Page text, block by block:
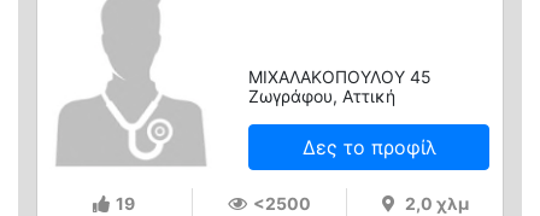
ΜΙΧΑΛΑΚΟΠΟΥΛΟΥ 45
Ζωγράφου, Αττική
Δες το προφίλ
19 <2500 2,0 χλμ